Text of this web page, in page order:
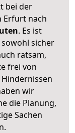
bei der
Erfurt nach
. Es ist
sicher
ratsam,
frei von
wir
die Planung,
Sachen